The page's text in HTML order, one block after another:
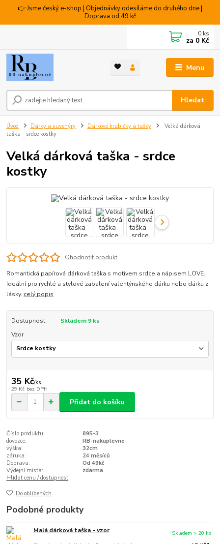
👉 Jsme český e-shop | Objednávky odesíláme do druhého dne |
Doprava od 49 kč
Menu
Hledat
0 ks
za 0 Kč
Úvod Dárky a suvenýry Dárkové krabičky a tašky
Velká dárková
taška - srdce kostky
Velká dárková taška - srdce
kostky
Ohodnotit produkt
Romantická papírová dárková taška s motivem srdce a nápisem LOVE.
Ideální pro rychlé a stylové zabalení valentýnského dárku nebo dárku z
lásky. celý popis
Dostupnost
Skladem 9 ks
Vzor
35 Kč/ks
29 Kč bez DPH
Přidat do košíku
Číslo produktu:
895-3
dovozce:
RB-nakuplevne
výška:
32cm
záruka:
24 měsíců
Doprava:
Od 49kč
Výdejní místa:
zdarma
Hlídat cenu / dostupnost
Do oblíbených
Podobné produkty
Malá dárková taška - vzor Skladem > 20 ks